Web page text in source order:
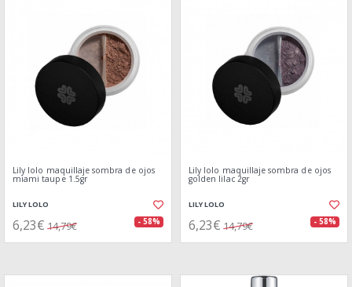
Lily lolo maquillaje sombra de ojos
miami taupe 1.5gr
LILY LOLO
6,23€ 14,79€ - 58%
Lily lolo maquillaje sombra de ojos
golden lilac 2gr
LILY LOLO
6,23€ 14,79€ - 58%